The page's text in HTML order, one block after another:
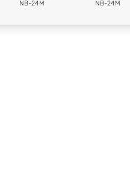
NB-24M
NB-24M